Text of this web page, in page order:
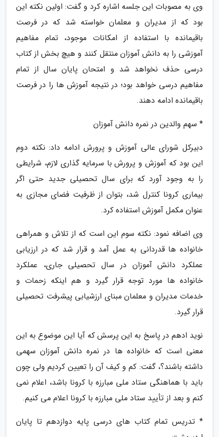
وی به مصوبات این جلسه اشاره کرد و گفت: اولین نکته این
بود که از مدیران و معلمان خواسته شد که در فرصت
باقیمانده با استفاده از امکانات موجود، تمام مفاهیم
آموزشی را به دانش آموزان منتقل کنند و هیچ بخش از کتاب
درسی حذف نخواهد شد و امتحان پایان سال از تمام
مفاهیم درسی خواهد بود؛ در نتیجه آموزش ها را در فرصت
باقیمانده ادامه دهند.
* سهم والدین در نمره دانش آموزان
دبیرکل شورای عالی آموزش و پرورش ادامه داد: نکته دوم
این بود که آموزش و پرورش با سرمایه گذاری لازم، شرایطی
را به وجود آورد که برای سال تحصیلی جدید حتی اگر
بیماری کرونا کنترل شد، بتوان از ظرفیت فضای مجازی به
عنوان مکمل آموزش استفاده کرد.
وی اضافه نمود: نکته سوم این است که از تلاش و همراهی
خانواده ها قدردانی به عمل آمد و قرار شد که در ارزیابی
عملکرد دانش آموزان در سال تحصیلی جاری، عملکرد
خانواده ها مورد توجه قرار گیرد و هم اینکه زحمات و
خدمات مدیران و معلمان مبنای ارزشیابی پیشرفت تحصیلی
قرار گیرد.
نوید ادهم در پاسخ به این پرسش که آیا این موضوع به این
معنی است که خانواده ها در نمره دانش آموزان سهمی
داشته باشند؟، گفت: کم و کیف آن را تعیین کردیم ولی چون
باید با هماهنگی ستاد ملی مبارزه با کرونا باشد، اعلام نمی
کنم و بعد از تأیید ستاد ملی مبارزه با کرونا اعلام می کنیم.
* تدریس تمام کتاب های درسی پایه دوازدهم تا پایان